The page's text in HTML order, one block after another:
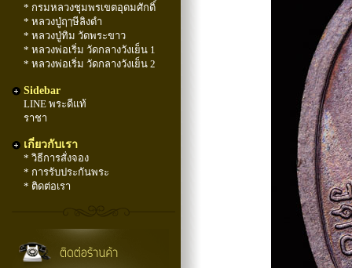
* กรมหลวงชุมพรเขตอุดมศักดิ์
* หลวงปู่ฤๅษีลิงดำ
* หลวงปู่ทิม วัดพระขาว
* หลวงพ่อเริ่ม วัดกลางวังเย็น 1
* หลวงพ่อเริ่ม วัดกลางวังเย็น 2
Sidebar
LINE พระดีแท้
ราชา
เกี่ยวกับเรา
* วิธีการสั่งจอง
* การรับประกันพระ
* ติดต่อเรา